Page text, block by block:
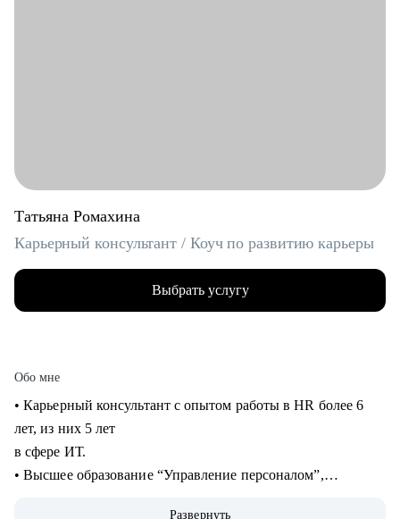
Татьяна Ромахина
Карьерный консультант / Коуч по развитию карьеры
Выбрать услугу
Обо мне
• Карьерный консультант с опытом работы в HR более 6
лет, из них 5 лет
в сфере ИТ.
• Высшее образование “Управление персоналом”,
Развернуть